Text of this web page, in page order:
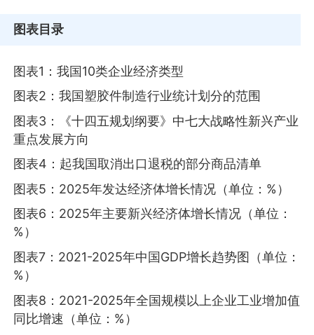
图表目录
图表1：我国10类企业经济类型
图表2：我国塑胶件制造行业统计划分的范围
图表3：《十四五规划纲要》中七大战略性新兴产业
重点发展方向
图表4：起我国取消出口退税的部分商品清单
图表5：2025年发达经济体增长情况（单位：%）
图表6：2025年主要新兴经济体增长情况（单位：
%）
图表7：2021-2025年中国GDP增长趋势图（单位：
%）
图表8：2021-2025年全国规模以上企业工业增加值
同比增速（单位：%）